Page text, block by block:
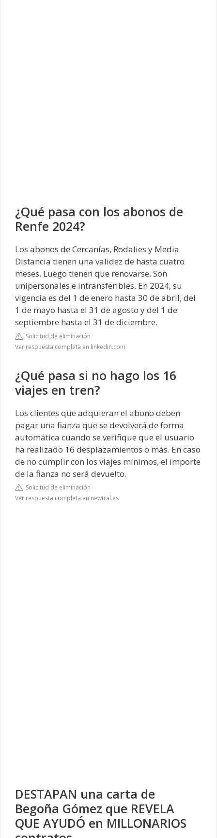
¿Qué pasa con los abonos de
Renfe 2024?
Los abonos de Cercanías, Rodalies y Media
Distancia tienen una validez de hasta cuatro
meses. Luego tienen que renovarse. Son
unipersonales e intransferibles. En 2024, su
vigencia es del 1 de enero hasta 30 de abril; del
1 de mayo hasta el 31 de agosto y del 1 de
septiembre hasta el 31 de diciembre.
Solicitud de eliminación
Ver respuesta completa en linkedin.com
¿Qué pasa si no hago los 16
viajes en tren?
Los clientes que adquieran el abono deben
pagar una fianza que se devolverá de forma
automática cuando se verifique que el usuario
ha realizado 16 desplazamientos o más. En caso
de no cumplir con los viajes mínimos, el importe
de la fianza no será devuelto.
Solicitud de eliminación
Ver respuesta completa en newtral.es
DESTAPAN una carta de
Begoña Gómez que REVELA
QUE AYUDÓ en MILLONARIOS